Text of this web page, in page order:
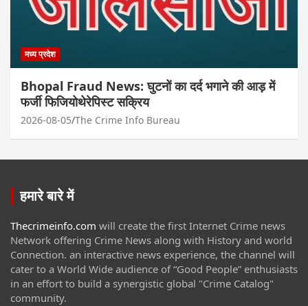
मध्य प्रदेश
Bhopal Fraud News: घुटनों का दर्द भगाने की आड़ में
फर्जी फिजियोथेरेपिस्ट सक्रिय
2026-08-05 The Crime Info Bureau
हमारे बारे में
Thecrimeinfo.com will create the first Internet Crime news
Network offering Crime News along with History and world
Connection. an interactive news experience, the channel will
cater to a World Wide audience of “Good People” enthusiasts
in an effort to build a synergistic global "Crime Catalog"
community.